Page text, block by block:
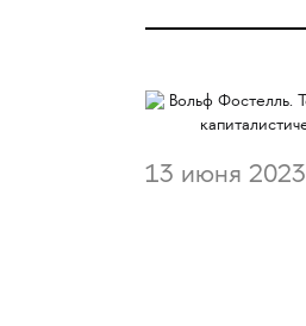
13 июня 2023